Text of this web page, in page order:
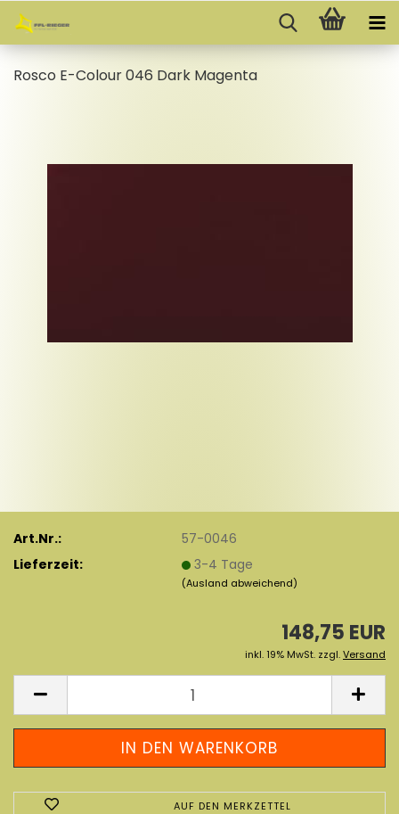
Rosco E-​Colour 046 Dark Ma­gen­ta
Art.Nr.:
57-0046
Lieferzeit:
3-4 Tage
(Ausland abweichend)
148,75 EUR
inkl. 19% MwSt. zzgl.Versand
AUF DEN MERKZETTEL